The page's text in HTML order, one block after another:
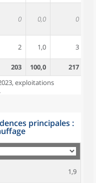
0 0,0 0
2 1,0 3
203 100,0 217
exploitations
principales :
1,9